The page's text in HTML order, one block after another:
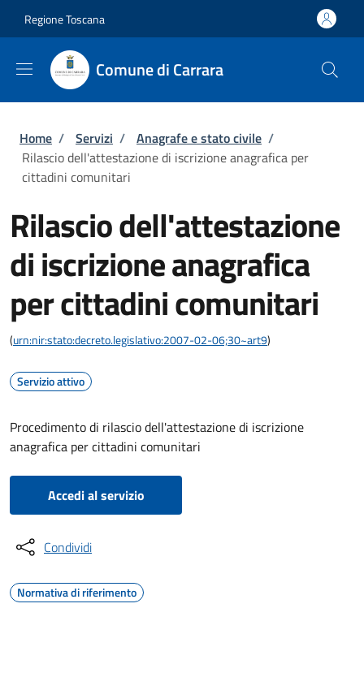
Regione Toscana
Comune di Carrara
Briciole di pane
Home / Servizi / Anagrafe e stato civile /
Rilascio dell'attestazione di iscrizione anagrafica per
cittadini comunitari
Rilascio dell'attestazione
di iscrizione anagrafica
per cittadini comunitari
(urn:nir:stato:decreto.legislativo:2007-02-06;30~art9)
Servizio attivo
Procedimento di rilascio dell'attestazione di iscrizione
anagrafica per cittadini comunitari
Accedi al servizio
Condividi
Normativa di riferimento